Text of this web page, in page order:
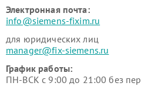
Электронная почта:
info@siemens-fixim.ru
для юридических лиц
manager@fix-siemens.ru
График работы:
ПН-ВСК с 9:00 до 21:00 без